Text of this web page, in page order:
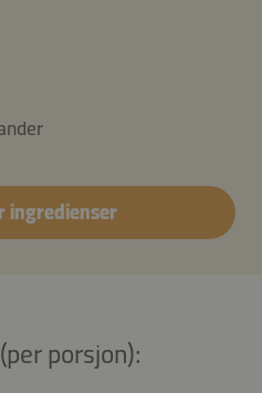
ingredienser
porsjon):